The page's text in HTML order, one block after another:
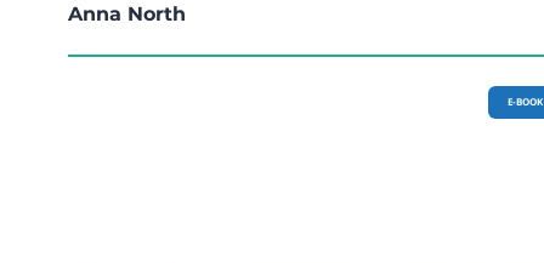
Anna North
E-BOOK